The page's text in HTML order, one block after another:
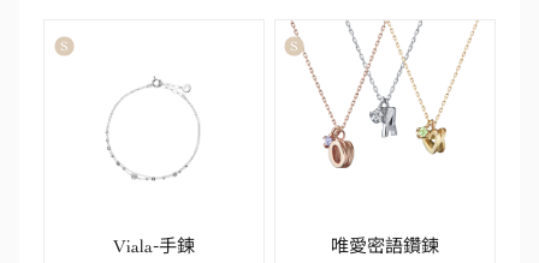
Viala-手鍊 唯愛密語鑽鍊